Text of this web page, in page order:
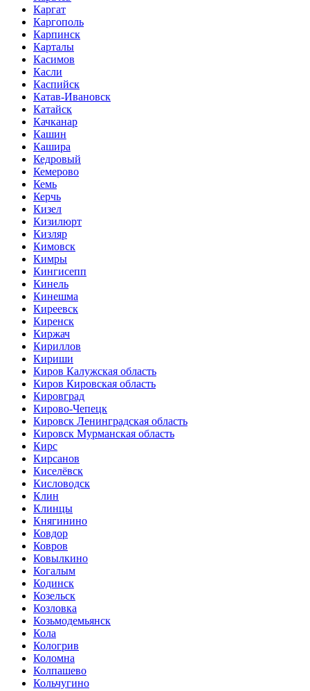
Каргат
Каргополь
Карпинск
Карталы
Касимов
Касли
Каспийск
Катав-Ивановск
Катайск
Качканар
Кашин
Кашира
Кедровый
Кемерово
Кемь
Керчь
Кизел
Кизилюрт
Кизляр
Кимовск
Кимры
Кингисепп
Кинель
Кинешма
Киреевск
Киренск
Киржач
Кириллов
Кириши
Киров Калужская область
Киров Кировская область
Кировград
Кирово-Чепецк
Кировск Ленинградская область
Кировск Мурманская область
Кирс
Кирсанов
Киселёвск
Кисловодск
Клин
Клинцы
Княгинино
Ковдор
Ковров
Ковылкино
Когалым
Кодинск
Козельск
Козловка
Козьмодемьянск
Кола
Кологрив
Коломна
Колпашево
Кольчугино